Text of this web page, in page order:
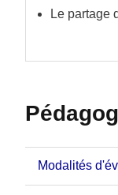
Le partage
Modalités